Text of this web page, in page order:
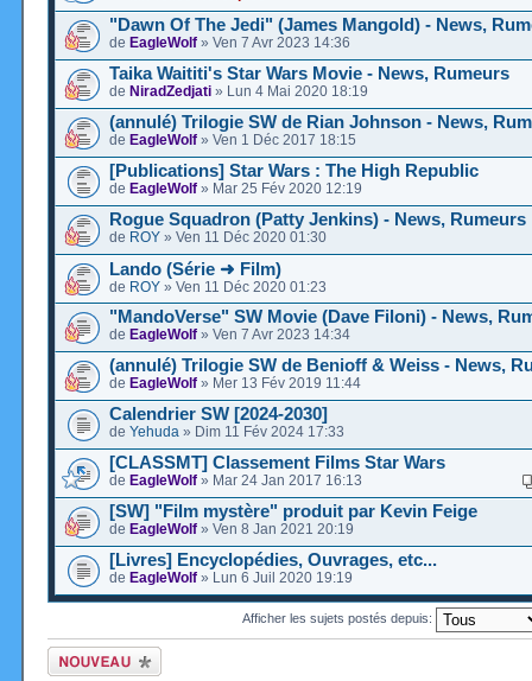
"Dawn Of The Jedi" (James Mangold) - News,
de EagleWolf » Ven 7 Avr 2023 14:36
Taika Waititi's Star Wars Movie - News, Rumeurs
de NiradZedjati » Lun 4 Mai 2020 18:19
(annulé) Trilogie SW de Rian Johnson - News,
de EagleWolf » Ven 1 Déc 2017 18:15
[Publications] Star Wars : The High Republic
de EagleWolf » Mar 25 Fév 2020 12:19
Rogue Squadron (Patty Jenkins) - News, Rumeurs
de ROY » Ven 11 Déc 2020 01:30
Lando (Série ➜ Film)
de ROY » Ven 11 Déc 2020 01:23
"MandoVerse" SW Movie (Dave Filoni) - News,
de EagleWolf » Ven 7 Avr 2023 14:34
(annulé) Trilogie SW de Benioff & Weiss - News,
de EagleWolf » Mer 13 Fév 2019 11:44
Calendrier SW [2024-2030]
de Yehuda » Dim 11 Fév 2024 17:33
[CLASSMT] Classement Films Star Wars
de EagleWolf » Mar 24 Jan 2017 16:13
[SW] "Film mystère" produit par Kevin Feige
de EagleWolf » Ven 8 Jan 2021 20:19
[Livres] Encyclopédies, Ouvrages, etc...
de EagleWolf » Lun 6 Juil 2020 19:19
Afficher les sujets postés depuis:
Ecrire un nouveau
sujet